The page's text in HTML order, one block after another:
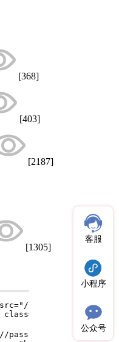
[368]
[403]
[2187]
[1305]
客服
小程序
公众号